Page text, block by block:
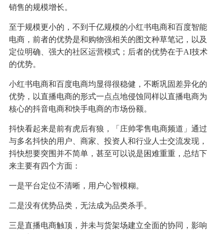
销售的规模增长。
至于规模更小的，不到千亿规模的小红书电商和百度智能
电商，前者的优势是和购物强相关的图文种草笔记，以及
定位明确、强大的社区运营模式；后者的优势在于AI技术
的优势。
小红书电商和百度电商均显得很稳健，不断巩固差异化的
优势，以直播电商的形式一点点地侵蚀同样以直播电商为
核心的抖音电商和快手电商的市场份额。
抖快看起来是前有虎后有狼，「庄帅零售电商频道」通过
与多名抖快的用户、商家、投资人和行业人士交流发现，
抖快想要突围并不简单，甚至可以说是困难重重，总结下
来主要有四个方面：
一是平台定位不清晰，用户心智模糊。
二是没有优势品类，无法成为品类杀手。
三是直播电商触顶，并未与货架场建立全面的协同，影响